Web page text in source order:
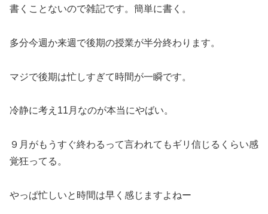
書くことないので雑記です。簡単に書く。
多分今週か来週で後期の授業が半分終わります。
マジで後期は忙しすぎて時間が一瞬です。
冷静に考え11月なのが本当にやばい。
９月がもうすぐ終わるって言われてもギリ信じるくらい感
覚狂ってる。
やっぱ忙しいと時間は早く感じますよねー